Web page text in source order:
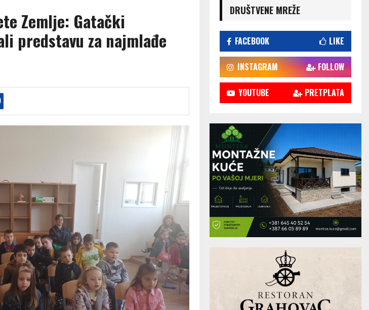
Zemlje: Gatački
predstavu za najmlađe
DRUŠTVENE MREŽE
FACEBOOK LIKE
INSTAGRAM FOLLOW
YOUTUBE PRETPLATA